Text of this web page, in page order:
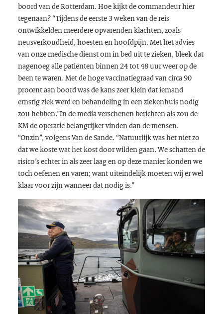
boord van de Rotterdam. Hoe kijkt de commandeur hier
tegenaan? “Tijdens de eerste 3 weken van de reis
ontwikkelden meerdere opvarenden klachten, zoals
neusverkoudheid, hoesten en hoofdpijn. Met het advies
van onze medische dienst om in bed uit te zieken, bleek dat
nagenoeg alle patiënten binnen 24 tot 48 uur weer op de
been te waren. Met de hoge vaccinatiegraad van circa 90
procent aan boord was de kans zeer klein dat iemand
ernstig ziek werd en behandeling in een ziekenhuis nodig
zou hebben.”In de media verschenen berichten als zou de
KM de operatie belangrijker vinden dan de mensen.
“Onzin”, volgens Van de Sande. “Natuurlijk was het niet zo
dat we koste wat het kost door wilden gaan. We schatten de
risico’s echter in als zeer laag en op deze manier konden we
toch oefenen en varen; want uiteindelijk moeten wij er wel
klaar voor zijn wanneer dat nodig is.”